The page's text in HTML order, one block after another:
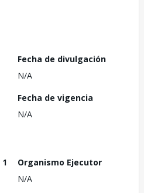
Fecha de divulgación
N/A
Fecha de vigencia
N/A
1
Organismo Ejecutor
N/A